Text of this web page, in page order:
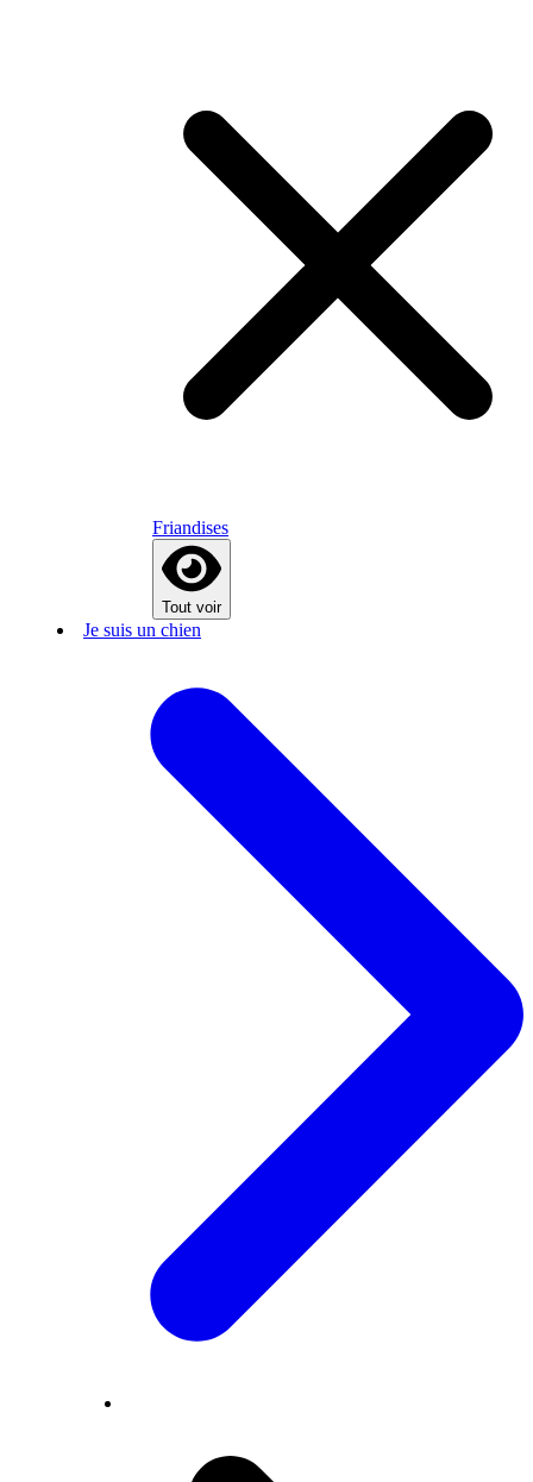
Friandises
Tout voir
Je suis un chien